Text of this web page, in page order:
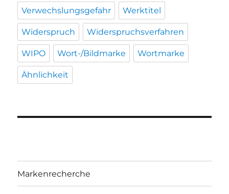
Verwechslungsgefahr Werktitel
Widerspruch Widerspruchsverfahren
WIPO Wort-/Bildmarke Wortmarke
Ähnlichkeit
Markenrecherche